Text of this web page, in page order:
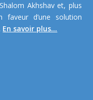
Akhshav et, plus
d’une solution
En savoir plus...